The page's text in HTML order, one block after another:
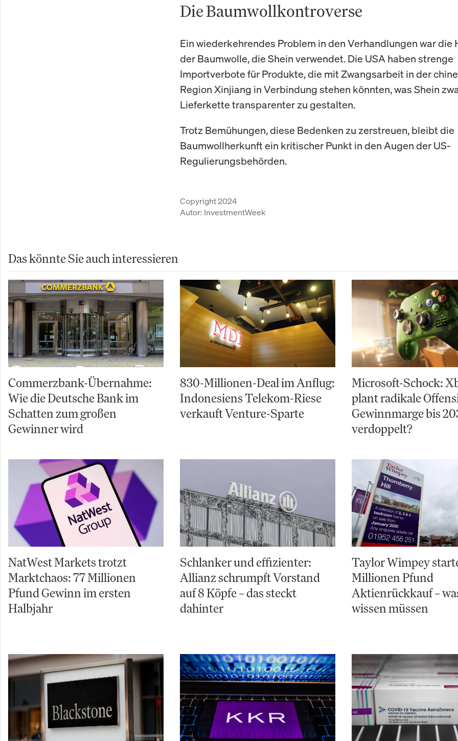
Die Baumwollkontroverse
Ein wiederkehrendes Problem in den Verhandlungen war die
der Baumwolle, die Shein verwendet. Die USA haben strenge
Importverbote für Produkte, die mit Zwangsarbeit in der
Region Xinjiang in Verbindung stehen könnten, was Shein
Lieferkette transparenter zu gestalten.
Trotz Bemühungen, diese Bedenken zu zerstreuen, bleibt die
Baumwollherkunft ein kritischer Punkt in den Augen der US-
Regulierungsbehörden.
Copyright 2024
Autor: InvestmentWeek
Das könnte Sie auch interessieren
Commerzbank-Übernahme:
Wie die Deutsche Bank im
Schatten zum großen
Gewinner wird
830-Millionen-Deal im Anflug:
Indonesiens Telekom-Riese
verkauft Venture-Sparte
Microsoft-Schock:
plant radikale
Gewinnmarge bis
verdoppelt?
NatWest Markets trotzt
Marktchaos: 77 Millionen
Pfund Gewinn im ersten
Halbjahr
Schlanker und effizienter:
Allianz schrumpft Vorstand
auf 8 Köpfe – das steckt
dahinter
Taylor Wimpey
Millionen Pfund
Aktienrückkauf –
wissen müssen